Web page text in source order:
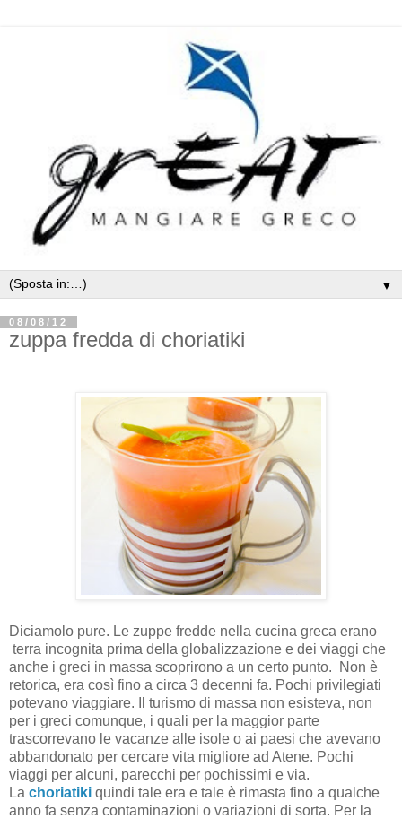
▼
08/08/12
zuppa fredda di choriatiki
Diciamolo pure. Le zuppe fredde nella cucina greca erano
terra incognita prima della globalizzazione e dei viaggi che
anche i greci in massa scoprirono a un certo punto. Non è
retorica, era così fino a circa 3 decenni fa. Pochi privilegiati
potevano viaggiare. Il turismo di massa non esisteva, non
per i greci comunque, i quali per la maggior parte
trascorrevano le vacanze alle isole o ai paesi che avevano
abbandonato per cercare vita migliore ad Atene. Pochi
viaggi per alcuni, parecchi per pochissimi e via.
La choriatiki quindi tale era e tale è rimasta fino a qualche
anno fa senza contaminazioni o variazioni di sorta. Per la